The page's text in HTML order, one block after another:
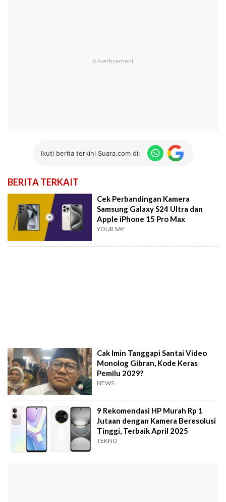
Ikuti berita terkini Suara.com di:
BERITA TERKAIT
Cek Perbandingan Kamera
Samsung Galaxy S24 Ultra dan
Apple iPhone 15 Pro Max
YOUR SAY
Cak Imin Tanggapi Santai Video
Monolog Gibran, Kode Keras
Pemilu 2029?
NEWS
9 Rekomendasi HP Murah Rp 1
Jutaan dengan Kamera Beresolusi
Tinggi, Terbaik April 2025
TEKNO